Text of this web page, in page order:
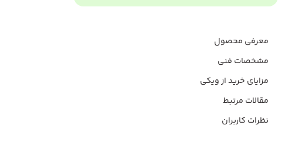
معرفی محصول
مشخصات فنی
مزایای خرید از ویکی
مقالات مرتبط
نظرات کاربران